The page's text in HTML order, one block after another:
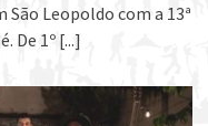
Leopoldo com a 13ª
De 1º [...]